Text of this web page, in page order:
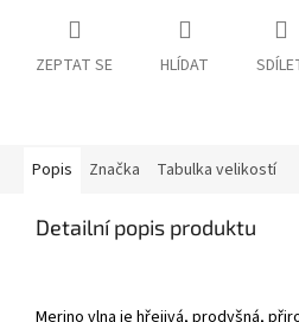
ZEPTAT SE HLÍDAT
Popis Značka Tabulka velikostí
Detailní popis produktu
Merino vlna je hřejivá, prodyšná,